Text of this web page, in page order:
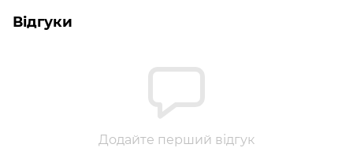
Відгуки
Додайте перший відгук